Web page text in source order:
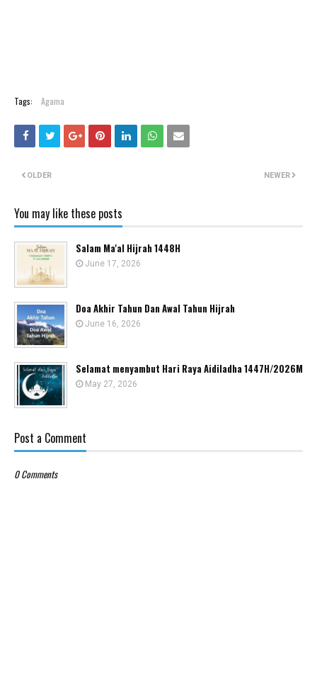
Tags: Agama
NEWER
OLDER
You may like these posts
Salam Ma'al Hijrah 1448H
June 17, 2026
Doa Akhir Tahun Dan Awal Tahun Hijrah
June 16, 2026
Selamat menyambut Hari Raya Aidiladha 1447H/2026M
May 27, 2026
Post a Comment
0 Comments